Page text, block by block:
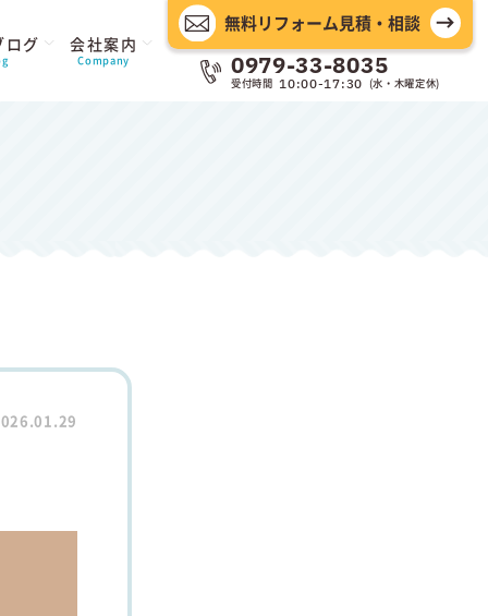
ログ 会社案内
Company
無料リフォーム見積・相談
0979-33-8035
受付時間 10:00-17:30 (水・木曜定休)